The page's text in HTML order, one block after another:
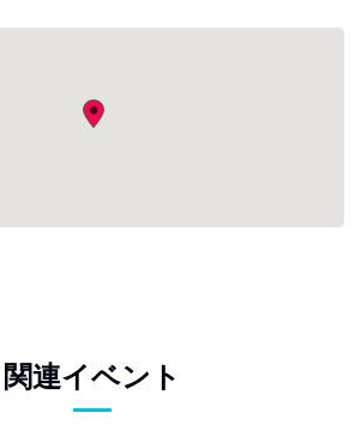
関連イベント